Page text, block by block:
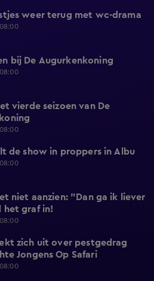
weer terug met wc-drama
bij De Augurkenkoning
vierde seizoen van De
de show in proppers in Albu
niet aanzien: "Dan ga ik liever
het graf in!
zich uit over pestgedrag
Jongens Op Safari